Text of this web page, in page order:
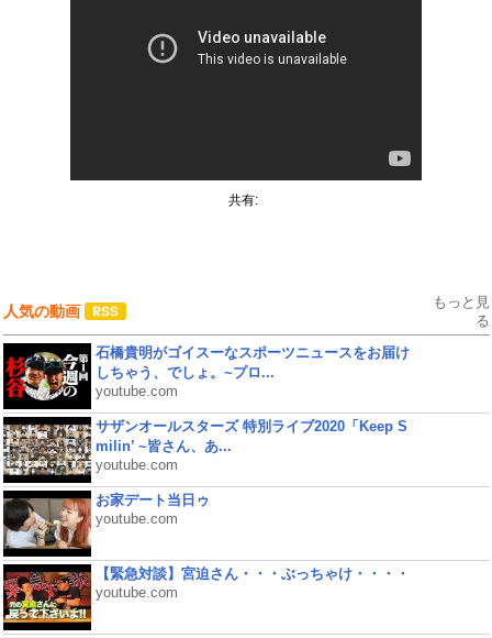
共有:
人気の動画
もっと見
る
石橋貴明がゴイスーなスポーツニュースをお届け
しちゃう、でしょ。~プロ...
youtube.com
サザンオールスターズ 特別ライブ2020「Keep S
milin’ ~皆さん、あ...
youtube.com
お家デート当日ゥ
youtube.com
【緊急対談】宮迫さん・・・ぶっちゃけ・・・・
youtube.com